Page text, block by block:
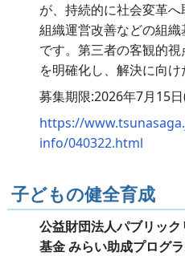
が、持続的に社会変革
組織運営改善などの組
です。第三者の客観的
を明確化し、解決に向け
募集期限:2026年7月15
https://
info/040322.html
子どもの健全育成
公益財団法人パブリッ
基金 みらい助成プログ